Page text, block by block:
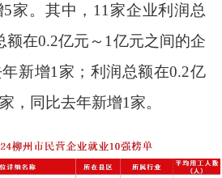
5家。其中， 11 家企业利润总
额在0.2亿元 ～1 亿元之间的企
新增1 家；利润总额在0.2亿
家，同比去年新增1 家。